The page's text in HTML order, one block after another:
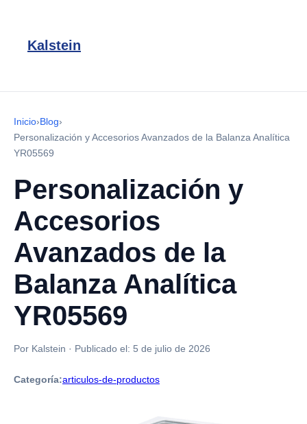
Kalstein
Inicio›Blog›
Personalización y Accesorios Avanzados de la Balanza Analítica
YR05569
Personalización y
Accesorios
Avanzados de la
Balanza Analítica
YR05569
Por Kalstein · Publicado el: 5 de julio de 2026
Categoría:articulos-de-productos